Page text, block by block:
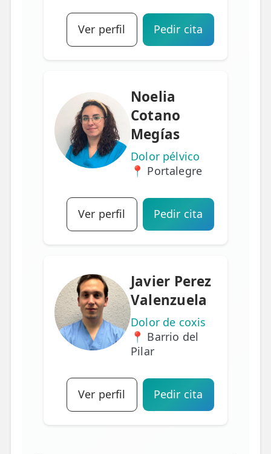
Ver perfil Pedir cita
Noelia
Cotano
Megías
Dolor pélvico
📍 Portalegre
Ver perfil Pedir cita
Javier Perez
Valenzuela
Dolor de coxis
📍 Barrio del
Pilar
Ver perfil Pedir cita